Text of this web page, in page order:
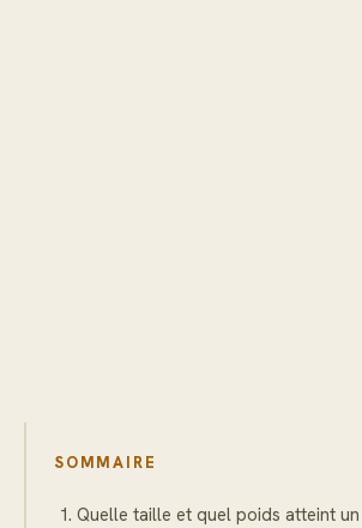
SOMMAIRE
Quelle taille et quel poids atteint